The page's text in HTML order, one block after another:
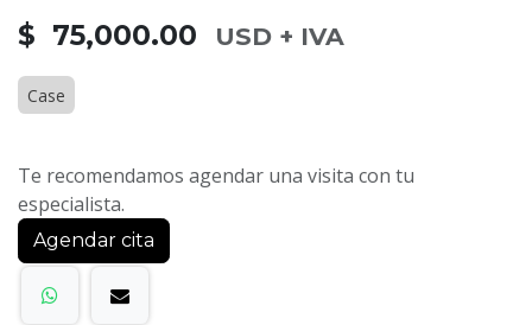
$ 75,000.00 USD + IVA
Case
Te recomendamos agendar una visita con tu
especialista.
Agendar cita